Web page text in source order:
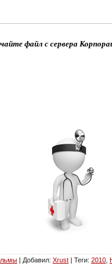
файл с сервера
| Добавил: Xrust | Теги: 2010